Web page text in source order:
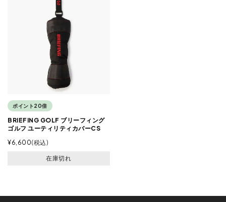
ポイント20倍
BRIEFING GOLF ブリーフィング
ゴルフ ユーティリティカバーCS
¥6,600 税込
在庫切れ